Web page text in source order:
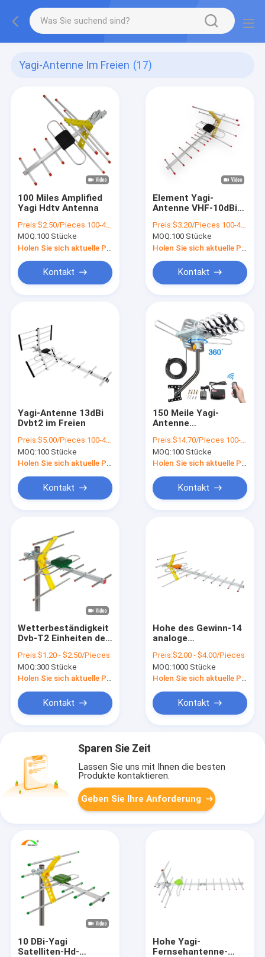
Yagi-Antenne Im Freien (17)
100 Miles Amplified
Yagi Hdtv Antenna
Preis:$2.50/Pieces 100-499 Pieces
MOQ:100 Stücke
Kontakt
Element Yagi-
Antenne VHF-10dBi
Preis:$3.20/Pieces 100-499 Pieces
MOQ:100 Stücke
Kontakt
Yagi-Antenne 13dBi
Dvbt2 im Freien
Preis:$5.00/Pieces 100-499 Pieces
MOQ:100 Stücke
Kontakt
150 Meile Yagi-
Antenne
Freien eine 360 Grad-
Rotation OTA
Amplified
Preis:$14.70/Pieces 100-499 Pieces
MOQ:100 Stücke
Kontakt
Wetterbeständigkeit
Dvb-T2 Einheiten der
fünf im Freien
Preis:$1.20 - $2.50/Pieces
MOQ:300 Stücke
Holen Sie sich aktuelle Preis
Kontakt
Hohe des Gewinn-14
analoge
Element Yagi Hdtv-
Antennen-470-
862MHz im Freien
Preis:$2.00 - $4.00/Pieces
MOQ:1000 Stücke
Holen Sie sich aktuelle Preis
Kontakt
Sparen Sie Zeit
Lassen Sie uns mit Ihnen die besten
Produkte kontaktieren.
Geben Sie Ihre Anforderung
10 DBi-Yagi
Satelliten-Hd-
Hohe Yagi-
Fernsehantenne-